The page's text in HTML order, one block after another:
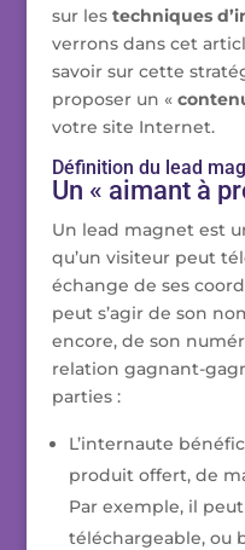
sur les techniques
verrons dans cet
savoir sur cette
proposer un «
votre site Internet.
Définition du lead
Un « aimant à
Un lead magnet est
qu’un visiteur peut
échange de ses
peut s’agir de son
encore, de son
relation gagnant-
parties :
L’internaute
produit offert, de
Par exemple, il
téléchargeable, ou